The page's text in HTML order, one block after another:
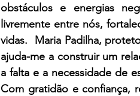
obstáculos e energias
livremente entre nós,
vidas.  Maria Padilha,
ajuda-me a construir um
a falta e a necessidade de
Com gratidão e confiança,